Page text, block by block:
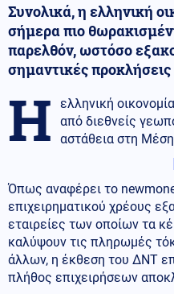
Συνολικά, η ελληνική
σήμερα πιο
παρελθόν, ωστόσο
σημαντικές προκλήσεις
Η
ελληνική
από διεθνείς
αστάθεια στη
Όπως αναφέρει το
επιχειρηματικού χρέους
εταιρείες των οποίων τα
καλύψουν τις πληρωμές
άλλων, η έκθεση του ΔΝΤ
πλήθος επιχειρήσεων